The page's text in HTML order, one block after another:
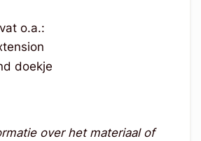
o.a.:
doekje
over het materiaal of